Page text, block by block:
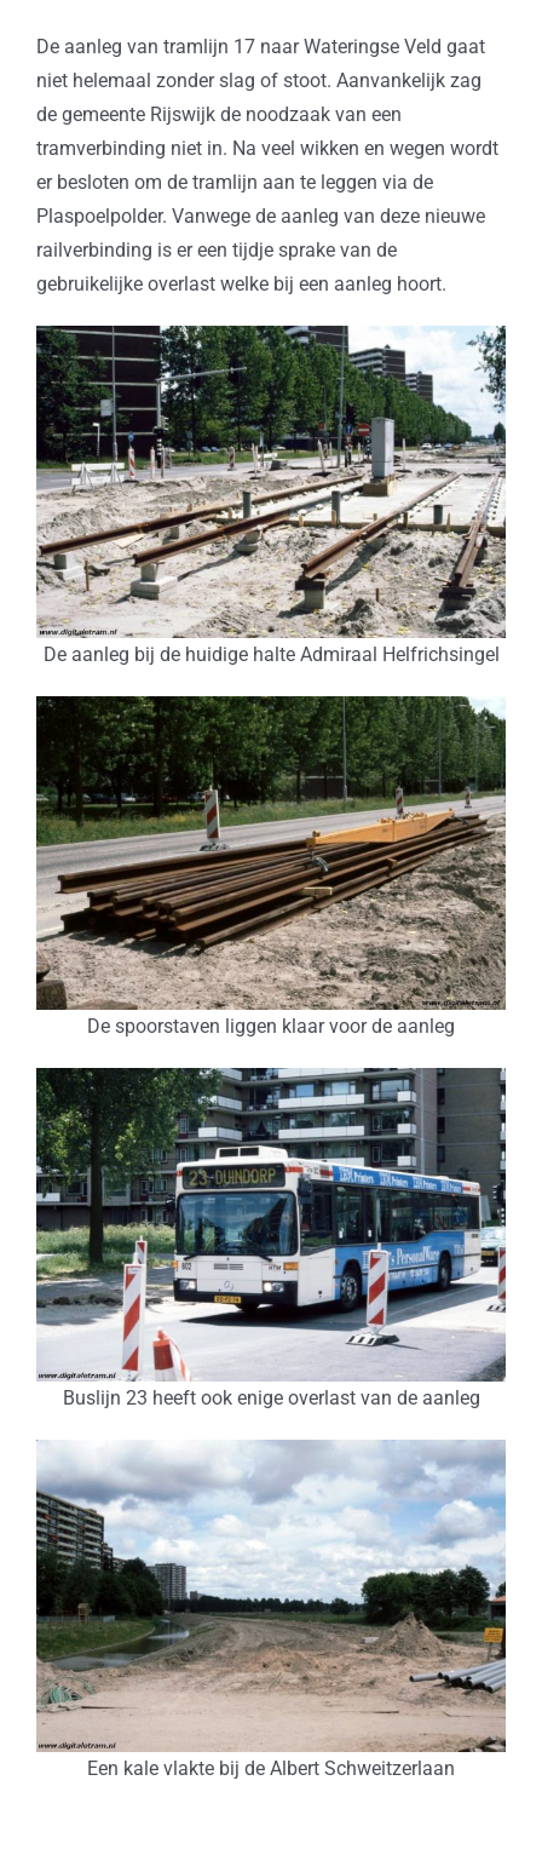
De aanleg van tramlijn 17 naar Wateringse Veld gaat
niet helemaal zonder slag of stoot. Aanvankelijk zag
de gemeente Rijswijk de noodzaak van een
tramverbinding niet in. Na veel wikken en wegen wordt
er besloten om de tramlijn aan te leggen via de
Plaspoelpolder. Vanwege de aanleg van deze nieuwe
railverbinding is er een tijdje sprake van de
gebruikelijke overlast welke bij een aanleg hoort.
De aanleg bij de huidige halte Admiraal Helfrichsingel
De spoorstaven liggen klaar voor de aanleg
Buslijn 23 heeft ook enige overlast van de aanleg
Een kale vlakte bij de Albert Schweitzerlaan